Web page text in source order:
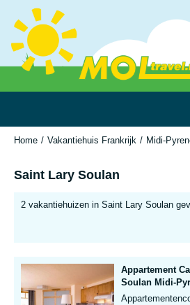
Home Vakantiehuis Frankrijk Midi-
Saint Lary Soulan
2 vakantiehuizen in Saint Lary Soulan
Appartement
Soulan Midi-